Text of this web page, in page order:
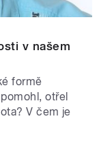
v našem
formě
otřel
V čem je